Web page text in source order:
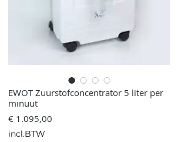
EWOT Zuurstofconcentrator 5 liter per
minuut
€ 1.095,00
incl.BTW